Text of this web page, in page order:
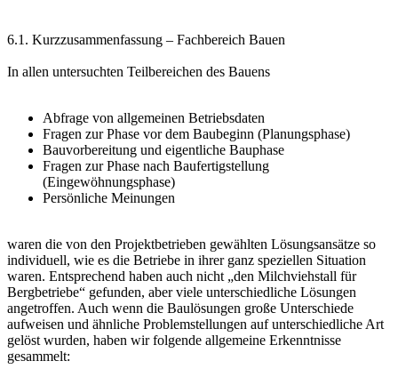
6.1. Kurzzusammenfassung – Fachbereich Bauen
In allen untersuchten Teilbereichen des Bauens
Abfrage von allgemeinen Betriebsdaten
Fragen zur Phase vor dem Baubeginn (Planungsphase)
Bauvorbereitung und eigentliche Bauphase
Fragen zur Phase nach Baufertigstellung
(Eingewöhnungsphase)
Persönliche Meinungen
waren die von den Projektbetrieben gewählten Lösungsansätze so
individuell, wie es die Betriebe in ihrer ganz speziellen Situation
waren. Entsprechend haben auch nicht „den Milchviehstall für
Bergbetriebe“ gefunden, aber viele unterschiedliche Lösungen
angetroffen. Auch wenn die Baulösungen große Unterschiede
aufweisen und ähnliche Problemstellungen auf unterschiedliche Art
gelöst wurden, haben wir folgende allgemeine Erkenntnisse
gesammelt: